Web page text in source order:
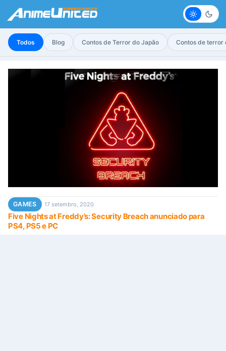
Claro
Todos Blog Contos de Terror do Japão Contos de terror
GAMES 17 setembro, 2020
Five Nights at Freddy’s: Security Breach anunciado para
PS4, PS5 e PC